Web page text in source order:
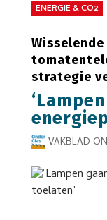
ENERGIE & CO2
strategie
VAKBLAD